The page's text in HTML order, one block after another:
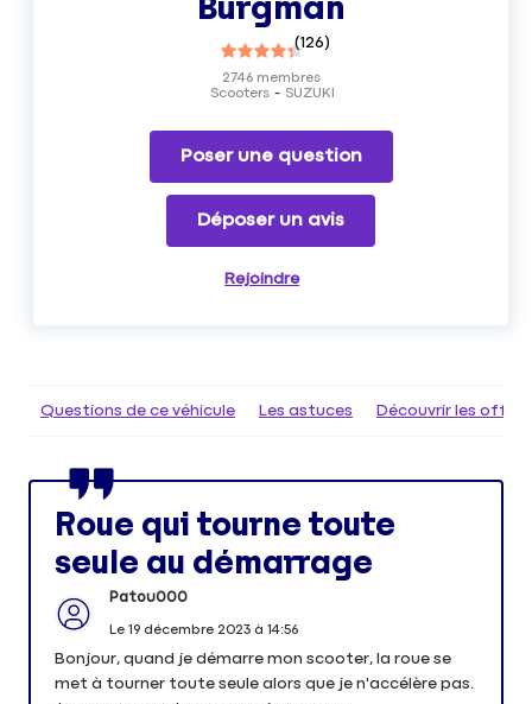
Burgman
(126)
Scooters SUZUKI
2746membres
Poser une question
Déposer un avis
Rejoindre
Questions de ce véhicule Les astuces Découvrir les
Roue qui tourne toute
seule au démarrage
Patou000
Le 19 décembre 2023à 14:56
Bonjour, quand je démarre mon scooter, la roue se
met à tourner toute seule alors que je n'accélère pas.